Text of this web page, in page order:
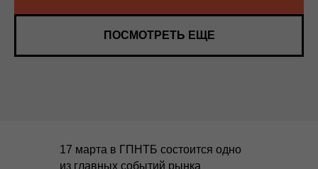
ПОСМОТРЕТЬ ЕЩЕ
17 марта в ГПНТБ состоится одно
из главных событий рынка